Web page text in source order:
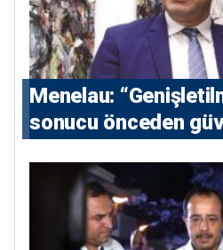
Menelau:
sonucu önceden